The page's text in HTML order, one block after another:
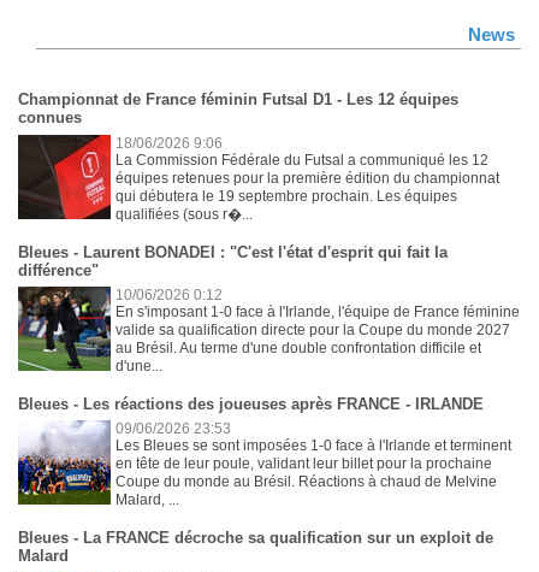
News
Championnat de France féminin Futsal D1 - Les 12 équipes
connues
18/06/2026 9:06
La Commission Fédérale du Futsal a communiqué les 12
équipes retenues pour la première édition du championnat
qui débutera le 19 septembre prochain. Les équipes
qualifiées (sous r�...
Bleues - Laurent BONADEI : "C'est l'état d'esprit qui fait la
différence"
10/06/2026 0:12
En s'imposant 1-0 face à l'Irlande, l'équipe de France féminine
valide sa qualification directe pour la Coupe du monde 2027
au Brésil. Au terme d'une double confrontation difficile et
d'une...
Bleues - Les réactions des joueuses après FRANCE - IRLANDE
09/06/2026 23:53
Les Bleues se sont imposées 1-0 face à l'Irlande et terminent
en tête de leur poule, validant leur billet pour la prochaine
Coupe du monde au Brésil. Réactions à chaud de Melvine
Malard, ...
Bleues - La FRANCE décroche sa qualification sur un exploit de
Malard